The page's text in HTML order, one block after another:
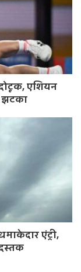
एशियन
झटका
एंट्री,